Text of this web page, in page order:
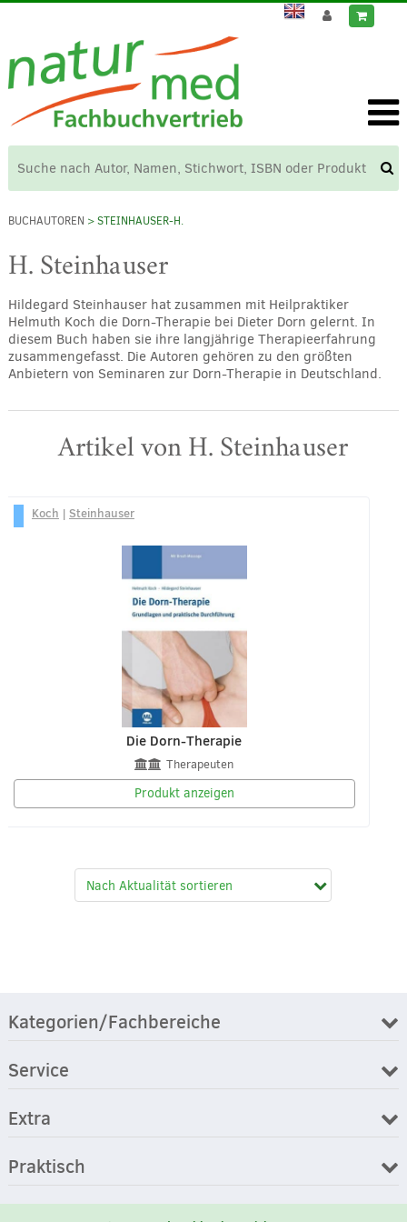
BUCHAUTOREN > STEINHAUSER-H.
H. Steinhauser
Hildegard Steinhauser hat zusammen mit Heilpraktiker
Helmuth Koch die Dorn-Therapie bei Dieter Dorn gelernt. In
diesem Buch haben sie ihre langjährige Therapieerfahrung
zusammengefasst. Die Autoren gehören zu den größten
Anbietern von Seminaren zur Dorn-Therapie in Deutschland.
Artikel von H. Steinhauser
Koch | Steinhauser
Die Dorn-Therapie
Therapeuten
Produkt anzeigen
Kategorien/Fachbereiche
Service
Extra
Praktisch